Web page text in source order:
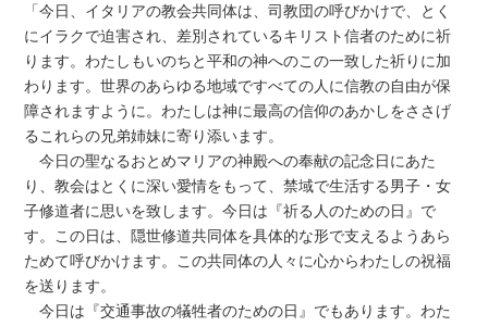
「今日、イタリアの教会共同体は、司教団の呼びかけで、とく
にイラクで迫害され、差別されているキリスト信者のために祈
ります。わたしもいのちと平和の神へのこの一致した祈りに加
わります。世界のあらゆる地域ですべての人に信教の自由が保
障されますように。わたしは神に最高の信仰のあかしをささげ
るこれらの兄弟姉妹に寄り添います。
今日の聖なるおとめマリアの神殿への奉献の記念日にあた
り、教会はとくに深い愛情をもって、禁域で生活する男子・女
子修道者に思いを致します。今日は『祈る人のための日』で
す。この日は、隠世修道共同体を具体的な形で支えるようあら
ためて呼びかけます。この共同体の人々に心からわたしの祝福
を送ります。
今日は『交通事故の犠牲者のための日』でもあります。わた